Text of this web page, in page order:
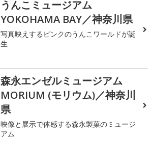
うんこミュージアム
YOKOHAMA BAY／神奈川県
写真映えするピンクのうんこワールドが誕
生
森永エンゼルミュージアム
MORIUM (モリウム)／神奈川
県
映像と展示で体感する森永製菓のミュージ
アム